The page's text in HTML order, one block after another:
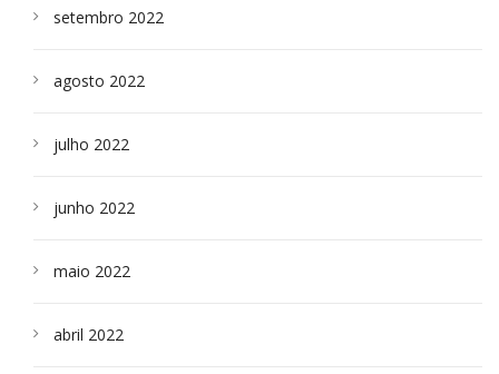
setembro 2022
agosto 2022
julho 2022
junho 2022
maio 2022
abril 2022